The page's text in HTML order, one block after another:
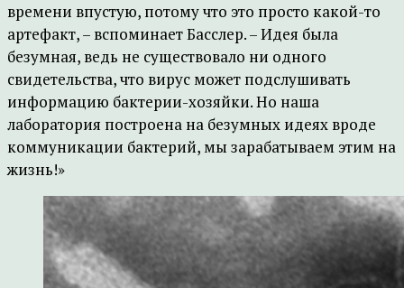
времени впустую, потому что это просто какой-то
артефакт, – вспоминает Басслер. – Идея была
безумная, ведь не существовало ни одного
свидетельства, что вирус может подслушивать
информацию бактерии-хозяйки. Но наша
лаборатория построена на безумных идеях вроде
коммуникации бактерий, мы зарабатываем этим на
жизнь!»